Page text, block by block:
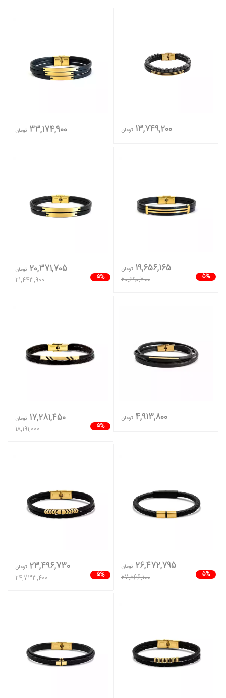
13,749,200 تومان 33,174,900 تومان
5%
19,656,165 تومان
20,690,700
5%
20,371,705 تومان
21,443,900
4,913,800 تومان
5%
17,281,450 تومان
18,191,000
5%
26,472,795 تومان
27,866,100
5%
23,496,730 تومان
24,733,400